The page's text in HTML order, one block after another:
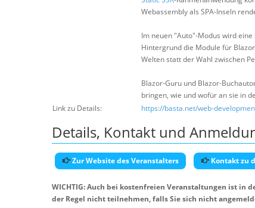
Webassembly als SPA-Inseln
Im neuen "Auto"-Modus wird eine
Hintergrund die Module für
Welten statt der Wahl zwischen
Blazor-Guru und Blazor-
bringen, wie und wofür an sie in
Link zu Details:
https://basta.net/web-
Details, Kontakt und
Zur Website des Veranstalters Kontakt zu
WICHTIG: Auch bei kostenfreien Veranstaltungen ist in
der Regel nicht teilnehmen, falls Sie sich nicht